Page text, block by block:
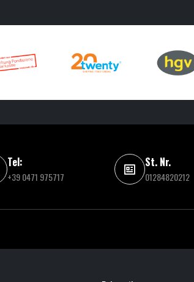
Tel:
+39 0471 975717
St. Nr.
01284820212